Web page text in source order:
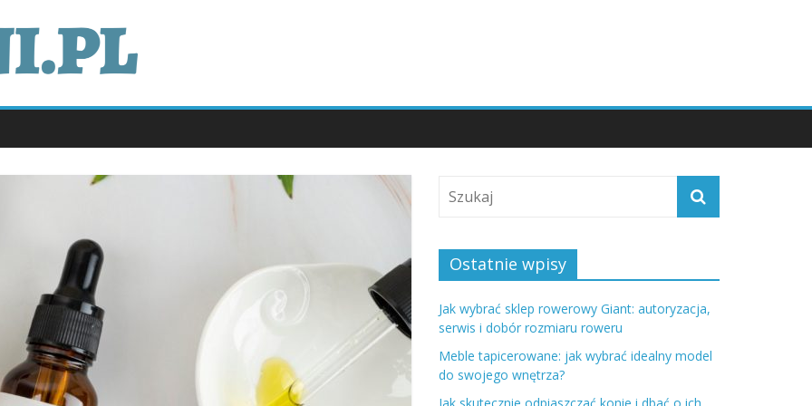
Ostatnie wpisy
Jak wybrać sklep rowerowy Giant: autoryzacja,
serwis i dobór rozmiaru roweru
Meble tapicerowane: jak wybrać idealny model
do swojego wnętrza?